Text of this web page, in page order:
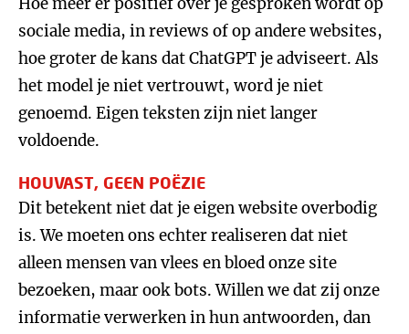
sociale media, in reviews of op andere websites,
hoe groter de kans dat ChatGPT je adviseert. Als
het model je niet vertrouwt, word je niet
genoemd. Eigen teksten zijn niet langer
voldoende.
HOUVAST, GEEN POËZIE
Dit betekent niet dat je eigen website overbodig
is. We moeten ons echter realiseren dat niet
alleen mensen van vlees en bloed onze site
bezoeken, maar ook bots. Willen we dat zij onze
informatie verwerken in hun antwoorden, dan